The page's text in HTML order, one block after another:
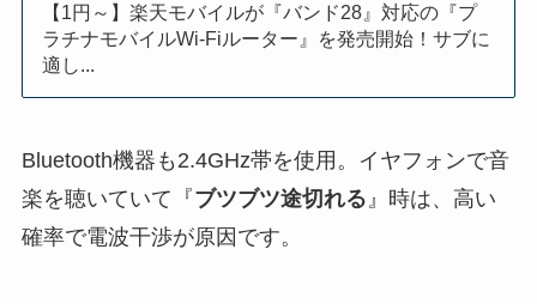
【1円～】楽天モバイルが『バンド28』対応の『プ
ラチナモバイルWi-Fiルーター』を発売開始！サブに
適し...
Bluetooth機器も2.4GHz帯を使用。イヤフォンで音
楽を聴いていて『ブツブツ途切れる 』時は、高い
確率で電波干渉が原因です。